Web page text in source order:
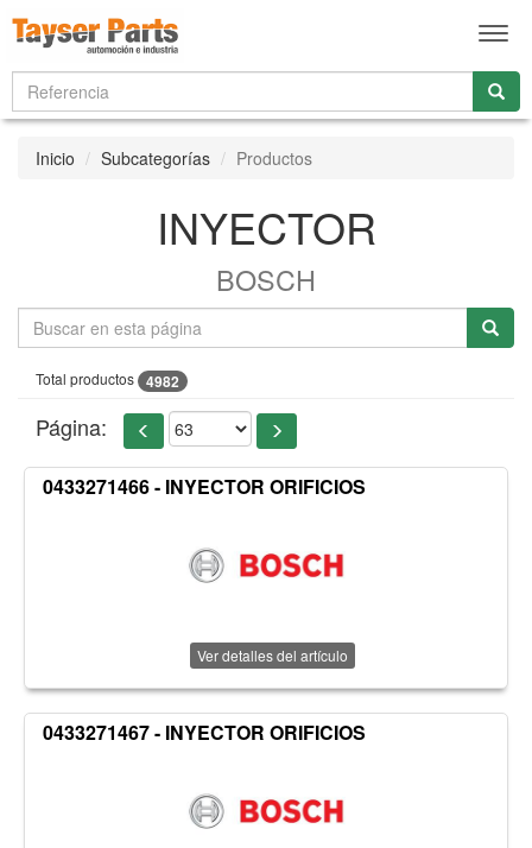
Inicio Subcategorías Productos
INYECTOR
BOSCH
Total productos 4982
Página:
0433271466 - INYECTOR ORIFICIOS
Ver detalles del artículo
0433271467 - INYECTOR ORIFICIOS